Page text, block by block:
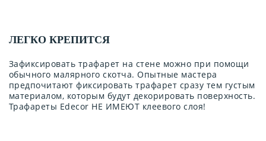
ЛЕГКО КРЕПИТСЯ
Зафиксировать трафарет на стене можно при помощи
обычного малярного скотча. Опытные мастера
предпочитают фиксировать трафарет сразу тем густым
материалом, которым будут декорировать поверхность.
Трафареты Edecor НЕ ИМЕЮТ клеевого слоя!